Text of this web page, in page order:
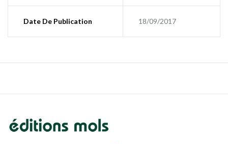
Date De Publication 18/09/2017